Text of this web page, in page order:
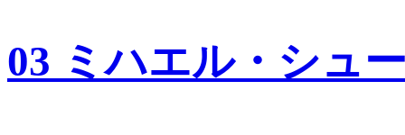
03 ミハエル・シュ